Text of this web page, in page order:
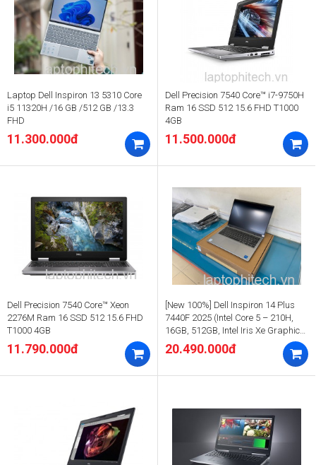
Laptop Dell Inspiron 13 5310 Core
i5 11320H /16 GB /512 GB /13.3
FHD
11.300.000đ
Dell Precision 7540 Core™ i7-9750H
Ram 16 SSD 512 15.6 FHD T1000
4GB
11.500.000đ
Dell Precision 7540 Core™ Xeon
2276M Ram 16 SSD 512 15.6 FHD
T1000 4GB
11.790.000đ
[New 100%] Dell Inspiron 14 Plus
7440F 2025 (Intel Core 5 – 210H,
16GB, 512GB, Intel Iris Xe Graphics,
14 FHD+)
20.490.000đ